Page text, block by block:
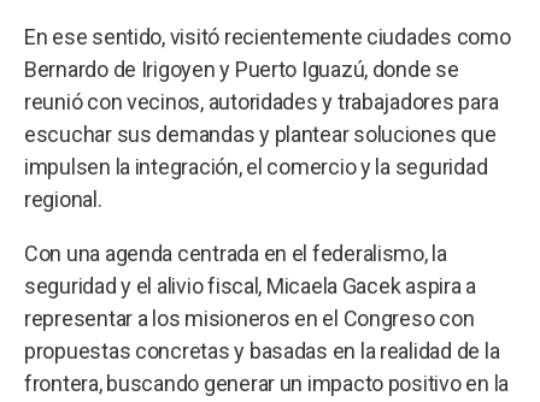
En ese sentido, visitó recientemente ciudades como
Bernardo de Irigoyen y Puerto Iguazú, donde se
reunió con vecinos, autoridades y trabajadores para
escuchar sus demandas y plantear soluciones que
impulsen la integración, el comercio y la seguridad
regional.
Con una agenda centrada en el federalismo, la
seguridad y el alivio fiscal, Micaela Gacek aspira a
representar a los misioneros en el Congreso con
propuestas concretas y basadas en la realidad de la
frontera, buscando generar un impacto positivo en la